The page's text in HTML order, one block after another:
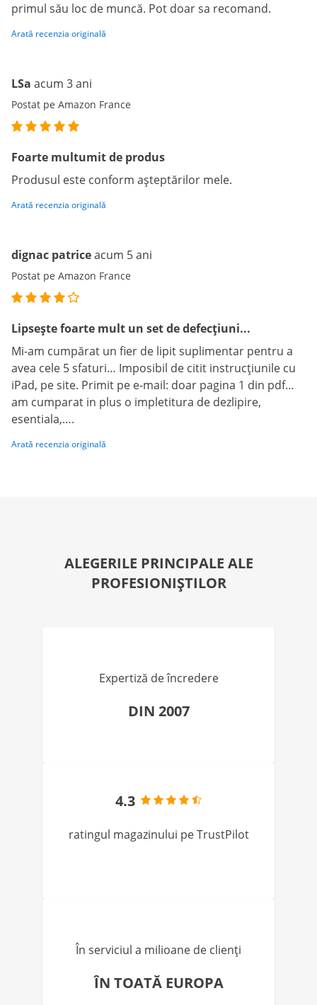
primul său loc de muncă. Pot doar sa recomand.
Arată recenzia originală
LSa acum 3 ani
Postat pe Amazon France
Foarte multumit de produs
Produsul este conform așteptărilor mele.
Arată recenzia originală
dignac patriceacum 5 ani
Postat pe Amazon France
Lipsește foarte mult un set de defecțiuni...
Mi-am cumpărat un fier de lipit suplimentar pentru a
avea cele 5 sfaturi… Imposibil de citit instrucțiunile cu
iPad, pe site. Primit pe e-mail: doar pagina 1 din pdf…
am cumparat in plus o impletitura de dezlipire,
esentiala,….
Arată recenzia originală
ALEGERILE PRINCIPALE ALE
PROFESIONIȘTILOR
Expertiză de încredere
DIN 2007
4.3
ratingul magazinului pe TrustPilot
În serviciul a milioane de clienți
ÎN TOATĂ EUROPA